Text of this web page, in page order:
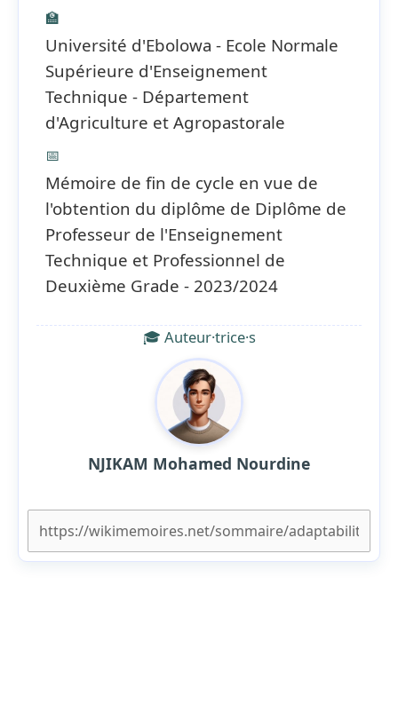
🏫
Université d'Ebolowa - Ecole Normale
Supérieure d'Enseignement
Technique - Département
d'Agriculture et Agropastorale
📅
Mémoire de fin de cycle en vue de
l'obtention du diplôme de Diplôme de
Professeur de l'Enseignement
Technique et Professionnel de
Deuxième Grade - 2023/2024
🎓 Auteur·trice·s
NJIKAM Mohamed Nourdine